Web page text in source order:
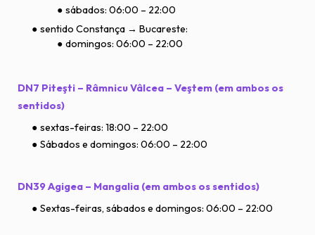
sábados: 06:00 – 22:00
sentido Constança → Bucareste:
domingos: 06:00 – 22:00
DN7 Piteşti – Râmnicu Vâlcea – Veştem (em ambos os
sentidos)
sextas-feiras: 18:00 – 22:00
Sábados e domingos: 06:00 – 22:00
DN39 Agigea – Mangalia (em ambos os sentidos)
Sextas-feiras, sábados e domingos: 06:00 – 22:00